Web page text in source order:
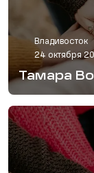
Владивосток
24 октября
Тамара